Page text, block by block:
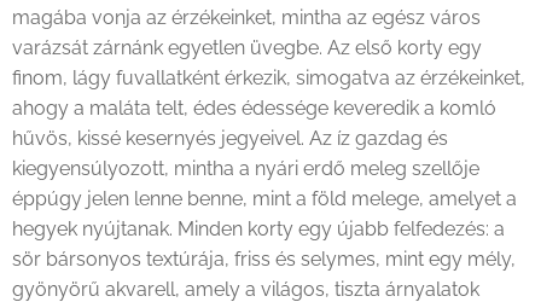
magába vonja az érzékeinket, mintha az egész város
varázsát zárnánk egyetlen üvegbe. Az első korty egy
finom, lágy fuvallatként érkezik, simogatva az érzékeinket,
ahogy a maláta telt, édes édessége keveredik a komló
hűvös, kissé kesernyés jegyeivel. Az íz gazdag és
kiegyensúlyozott, mintha a nyári erdő meleg szellője
éppúgy jelen lenne benne, mint a föld melege, amelyet a
hegyek nyújtanak. Minden korty egy újabb felfedezés: a
sör bársonyos textúrája, friss és selymes, mint egy mély,
gyönyörű akvarell, amely a világos, tiszta árnyalatok